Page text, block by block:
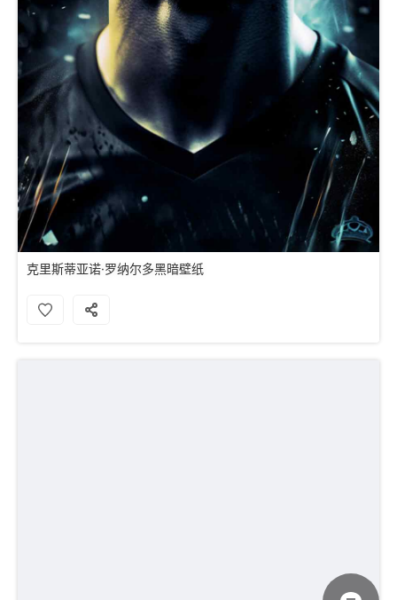
克里斯蒂亚诺·罗纳尔多黑暗壁纸